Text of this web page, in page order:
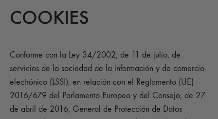
COOKIES
Conforme con la Ley 34/2002, de 11 de julio, de
servicios de la sociedad de la información y de comercio
electrónico (LSSI), en relación con el Reglamento (UE)
2016/679 del Parlamento Europeo y del Consejo, de 27
de abril de 2016, General de Protección de Datos